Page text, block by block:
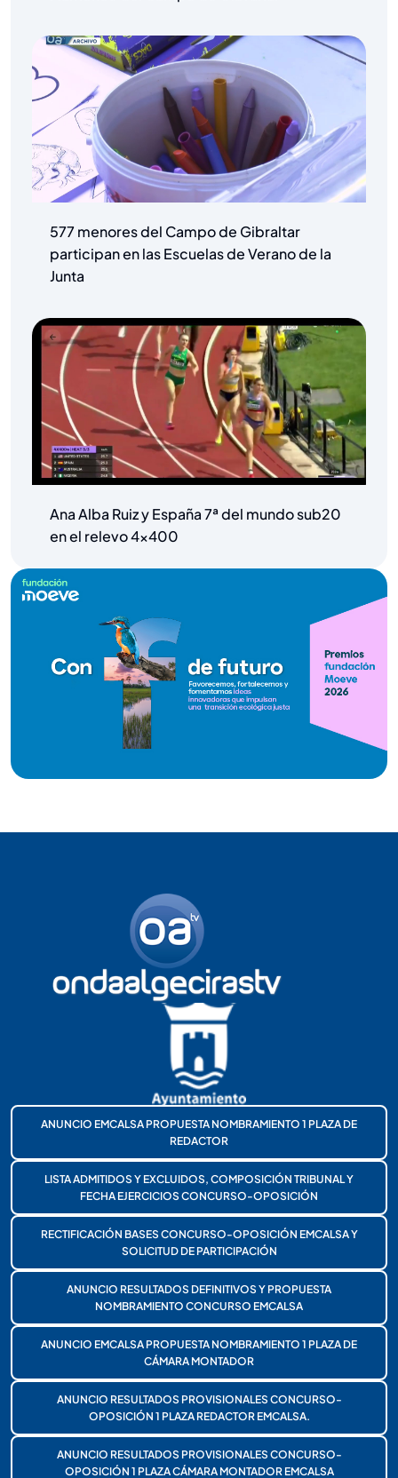
577 menores del Campo de Gibraltar
participan en las Escuelas de Verano de la
Junta
Ana Alba Ruiz y España 7ª del mundo sub20
en el relevo 4×400
ANUNCIO EMCALSA PROPUESTA NOMBRAMIENTO 1 PLAZA DE
REDACTOR
LISTA ADMITIDOS Y EXCLUIDOS, COMPOSICIÓN TRIBUNAL Y
FECHA EJERCICIOS CONCURSO-OPOSICIÓN
RECTIFICACIÓN BASES CONCURSO-OPOSICIÓN EMCALSA Y
SOLICITUD DE PARTICIPACIÓN
ANUNCIO RESULTADOS DEFINITIVOS Y PROPUESTA
NOMBRAMIENTO CONCURSO EMCALSA
ANUNCIO EMCALSA PROPUESTA NOMBRAMIENTO 1 PLAZA DE
CÁMARA MONTADOR
ANUNCIO RESULTADOS PROVISIONALES CONCURSO-
OPOSICIÓN 1 PLAZA REDACTOR EMCALSA.
ANUNCIO RESULTADOS PROVISIONALES CONCURSO-
OPOSICIÓN 1 PLAZA CÁMARA MONTADOR EMCALSA